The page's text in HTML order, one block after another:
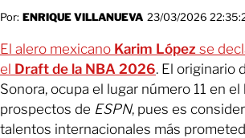
Por: ENRIQUE VILLANUEVA 23/03/2026
El alero mexicano Karim López se
el Draft de la NBA 2026. El originario
Sonora, ocupa el lugar número 11 en el
prospectos de ESPN, pues es
talentos internacionales más